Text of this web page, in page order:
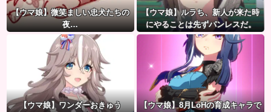
【ウマ娘】微笑ましい忠犬たちの
夜…
【ウマ娘】ルラち、新人が来た時
にやることは先ずパンレスだ。
【ウマ娘】ワンダーおきゅう
【ウマ娘】8月LoHの育成キャラで